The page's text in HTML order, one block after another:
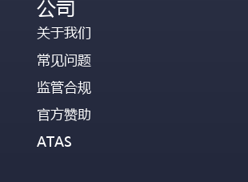
公司
关于我们
常见问题
监管合规
官方赞助
ATAS